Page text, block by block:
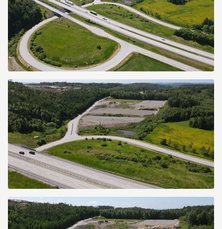
dji_fly_20260616_123020_637_1781605861980_photo.jpg
dji_fly_20260616_122608_627_1781605582927_photo.jpg